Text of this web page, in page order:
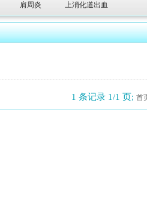
肩周炎 上消化道出血
1 条记录 1/1 页; 首